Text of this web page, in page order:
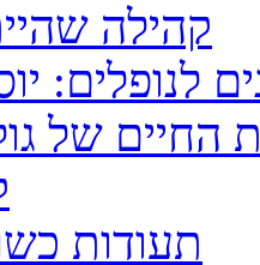
קהילה
לנופלים:
החיים של
תעודות